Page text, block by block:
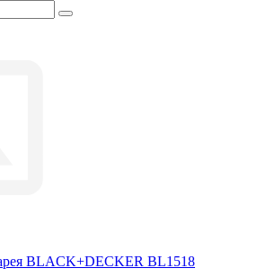
BLACK+DECKER BL1518